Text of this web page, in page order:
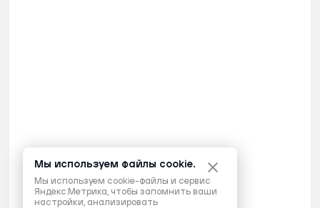
Мы используем файлы cookie.
Мы используем cookie-файлы и сервис
Яндекс.Метрика, чтобы запомнить ваши
настройки, анализировать